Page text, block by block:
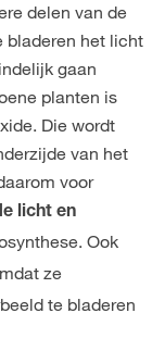
delen van de
bladeren het licht
gaan
planten is
Die wordt
van het
voor
licht en
Ook
ze
te bladeren